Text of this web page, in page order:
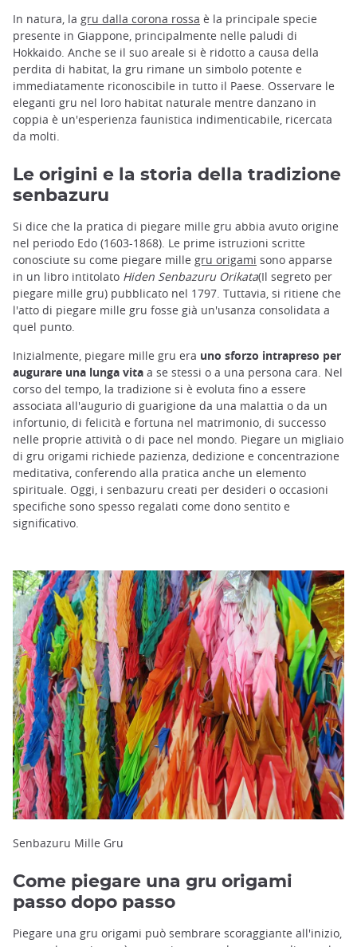
In natura, la gru dalla corona rossa è la principale specie
presente in Giappone, principalmente nelle paludi di
Hokkaido. Anche se il suo areale si è ridotto a causa della
perdita di habitat, la gru rimane un simbolo potente e
immediatamente riconoscibile in tutto il Paese. Osservare le
eleganti gru nel loro habitat naturale mentre danzano in
coppia è un'esperienza faunistica indimenticabile, ricercata
da molti.
Le origini e la storia della tradizione
senbazuru
Si dice che la pratica di piegare mille gru abbia avuto origine
nel periodo Edo (1603-1868). Le prime istruzioni scritte
conosciute su come piegare mille gru origami sono apparse
in un libro intitolato Hiden Senbazuru Orikata(Il segreto per
piegare mille gru) pubblicato nel 1797. Tuttavia, si ritiene che
l'atto di piegare mille gru fosse già un'usanza consolidata a
quel punto.
Inizialmente, piegare mille gru era uno sforzo intrapreso per
augurare una lunga vita a se stessi o a una persona cara. Nel
corso del tempo, la tradizione si è evoluta fino a essere
associata all'augurio di guarigione da una malattia o da un
infortunio, di felicità e fortuna nel matrimonio, di successo
nelle proprie attività o di pace nel mondo. Piegare un migliaio
di gru origami richiede pazienza, dedizione e concentrazione
meditativa, conferendo alla pratica anche un elemento
spirituale. Oggi, i senbazuru creati per desideri o occasioni
specifiche sono spesso regalati come dono sentito e
significativo.
Senbazuru Mille Gru
Come piegare una gru origami
passo dopo passo
Piegare una gru origami può sembrare scoraggiante all'inizio,